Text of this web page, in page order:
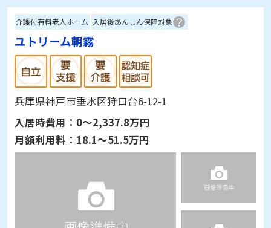
介護付有料老人ホーム 入居後あんしん保障対象
ユトリーム朝霧
兵庫県神戸市垂水区狩口台6-12-1
入居時費用： 0～2,337.8万円
月額利用料： 18.1～51.5万円